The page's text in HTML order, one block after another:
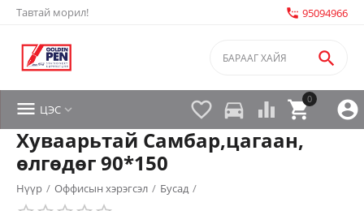
Тавтай морил! settings_phone 95094966


0

 directions_car 
 ЦЭС 
Хуваарьтай Самбар,цагаан,
өлгөдөг 90*150
Нүүр / Оффисын хэрэгсэл / Бусад /